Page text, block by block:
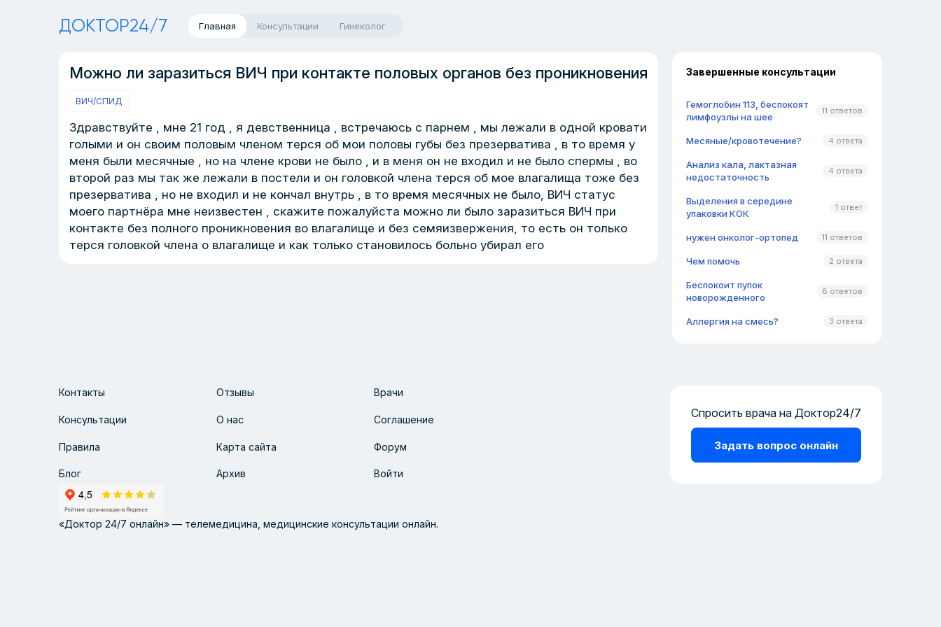
ДОКТОР24/7 Главная Консультации Гинеколог
Можно ли заразиться ВИЧ при контакте половых органов без проникновения
ВИЧ/СПИД
Здравствуйте , мне 21 год , я девственница , встречаюсь с парнем , мы лежали в одной кровати
голыми и он своим половым членом терся об мои половы губы без презерватива , в то время у
меня были месячные , но на члене крови не было , и в меня он не входил и не было спермы , во
второй раз мы так же лежали в постели и он головкой члена терся об мое влагалища тоже без
презерватива , но не входил и не кончал внутрь , в то время месячных не было, ВИЧ статус
моего партнёра мне неизвестен , скажите пожалуйста можно ли было заразиться ВИЧ при
контакте без полного проникновения во влагалище и без семяизвержения, то есть он только
терся головкой члена о влагалище и как только становилось больно убирал его
Завершенные консультации
Гемоглобин 113, беспокоят
лимфоузлы на шее
11 ответов
Месяные/кровотечение? 4 ответа
Анализ кала, лактазная
недостаточность
4 ответа
Выделения в середине
упаковки КОК
1 ответ
нужен онколог-ортопед 11 ответов
Чем помочь 2 ответа
Беспокоит пупок
новорожденного
8 ответов
Аллергия на смесь? 3 ответа
Контакты Отзывы Врачи
Консультации О нас Соглашение
Правила Карта сайта Форум
Блог Архив Войти
Спросить врача на Доктор24/7
Задать вопрос онлайн
«Доктор 24/7 онлайн» — телемедицина, медицинские консультации онлайн.